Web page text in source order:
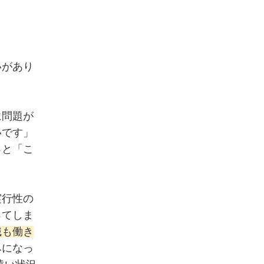
あり
題が
す」
「こ
性の
しま
働き
なっ